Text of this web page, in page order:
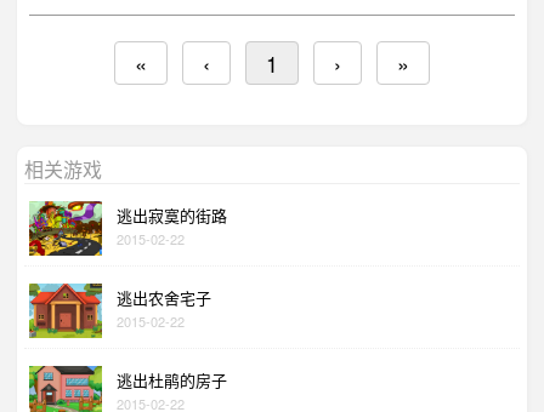
« ‹ 1 › »
相关游戏
逃出寂寞的街路
2015-02-22
逃出农舍宅子
2015-02-22
逃出杜鹃的房子
2015-02-22